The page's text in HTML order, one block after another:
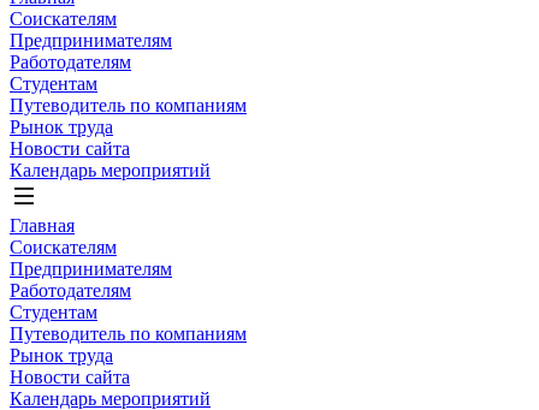
Соискателям
Предпринимателям
Работодателям
Студентам
Путеводитель по компаниям
Рынок труда
Новости сайта
Календарь мероприятий
Главная
Соискателям
Предпринимателям
Работодателям
Студентам
Путеводитель по компаниям
Рынок труда
Новости сайта
Календарь мероприятий